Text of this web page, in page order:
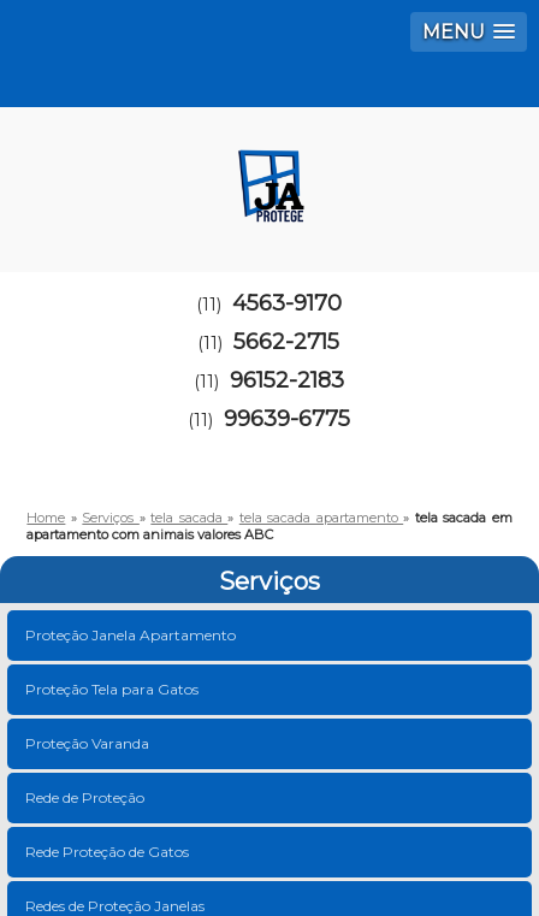
MENU
(11) 4563-9170
(11) 5662-2715
(11) 96152-2183
(11) 99639-6775
Home » Serviços »tela sacada» tela sacada apartamento» tela sacada em
apartamento com animais valores ABC
Serviços
Proteção Janela Apartamento
Proteção Tela para Gatos
Proteção Varanda
Rede de Proteção
Rede Proteção de Gatos
Redes de Proteção Janelas